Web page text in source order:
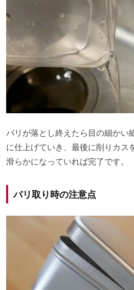
バリが落とし終えたら目の細かい
に仕上げていき、最後に削りカス
滑らかになっていれば完了です。
バリ取り時の注意点